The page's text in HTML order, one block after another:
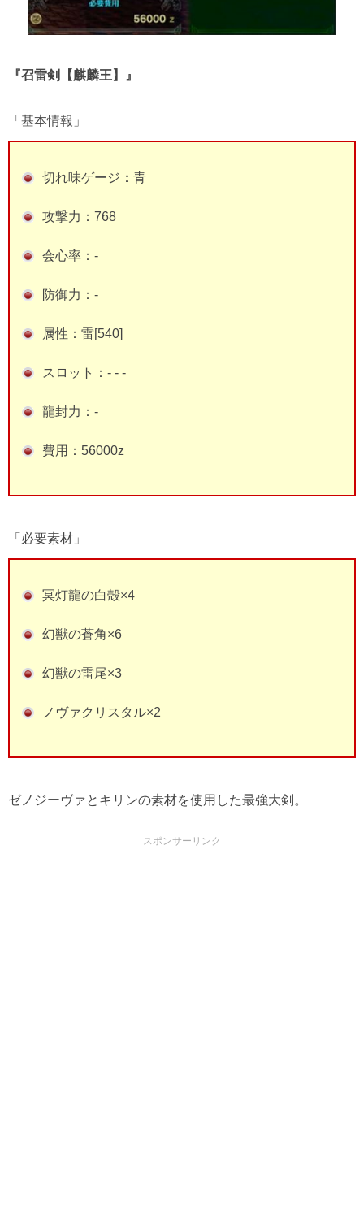
『召雷剣【麒麟王】』
「基本情報」
切れ味ゲージ：青
攻撃力：768
会心率：-
防御力：-
属性：雷[540]
スロット：- - -
龍封力：-
費用：56000z
「必要素材」
冥灯龍の白殻×4
幻獣の蒼角×6
幻獣の雷尾×3
ノヴァクリスタル×2
ゼノジーヴァとキリンの素材を使用した最強大剣。
スポンサーリンク